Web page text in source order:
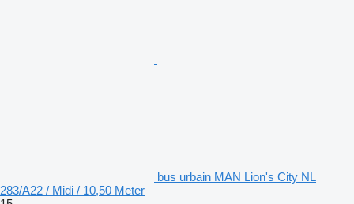
bus urbain MAN Lion's City NL
283/A22 / Midi / 10,50 Meter